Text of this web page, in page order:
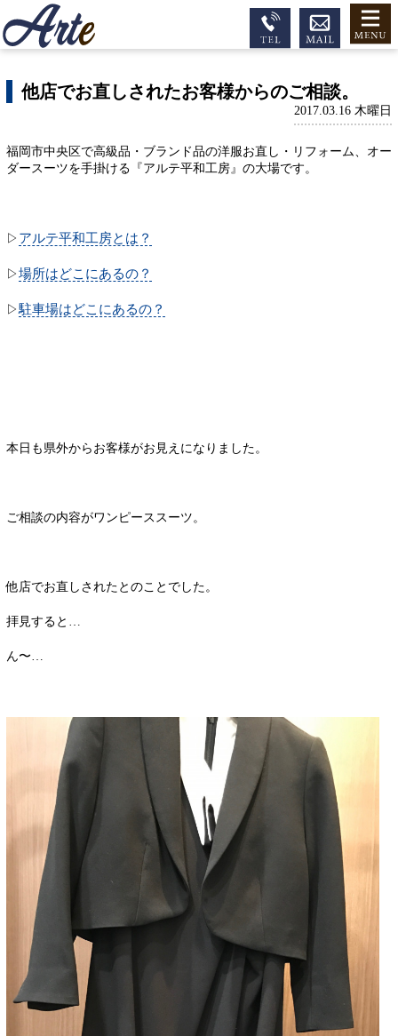
他店でお直しされたお客様からのご相談。
2017.03.16 木曜日
福岡市中央区で高級品・ブランド品の洋服お直し・リフォーム、オー
ダースーツを手掛ける『アルテ平和工房』の大場です。
▷ アルテ平和工房とは？
▷ 場所はどこにあるの？
▷ 駐車場はどこにあるの？
本日も県外からお客様がお見えになりました。
ご相談の内容がワンピーススーツ。
他店でお直しされたとのことでした。
拝見すると…
ん〜…